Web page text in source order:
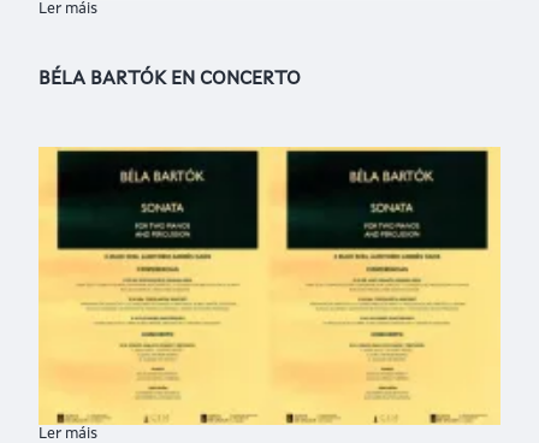
Ler máis
BÉLA BARTÓK EN CONCERTO
Ler máis